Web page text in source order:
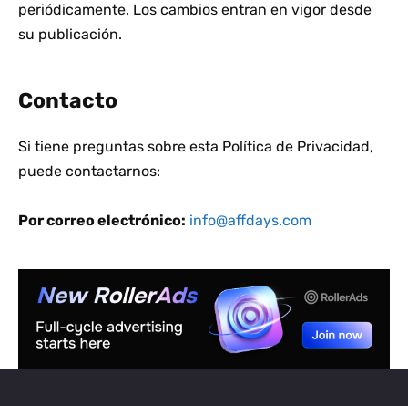
periódicamente. Los cambios entran en vigor desde
su publicación.
Contacto
Si tiene preguntas sobre esta Política de Privacidad,
puede contactarnos:
Por correo electrónico: info@affdays.com